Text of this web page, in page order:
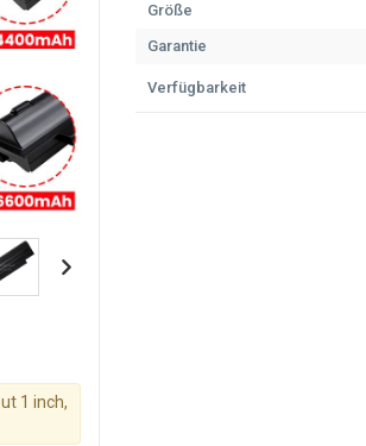
1 inch,
Größe
Garantie
Verfügbarkeit